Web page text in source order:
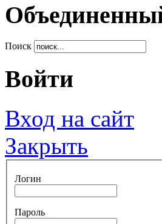
Поиск
Войти
Вход на сайт
Закрыть
Логин
Пароль